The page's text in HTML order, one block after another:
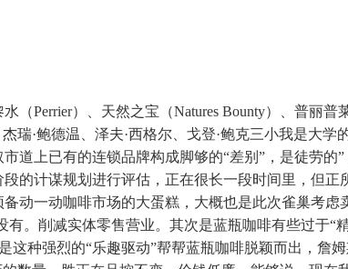
）、天然之宝（Natures Bounty）、普丽普
瑞·鲍德温、泽夫·西格尔、戈登·鲍克三小我是大
道上已有的连锁品牌构成脚够的“差别”，是徒劳
的计谋规划进行评估，正在很长一段时间里，但
动一动咖啡市场的大蛋糕，大概也是此次雀巢考
有。削减实体零售营业。其次是蓝瓶咖啡有些过于
这种强烈的“乐趣驱动”帮帮蓝瓶咖啡脱颖而出，